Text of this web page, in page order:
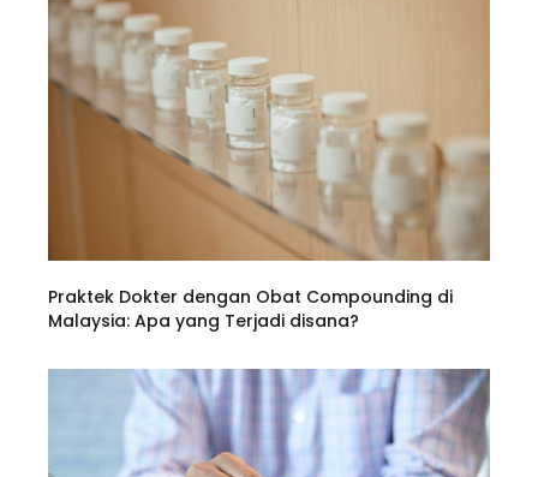
Praktek Dokter dengan Obat Compounding di
Malaysia: Apa yang Terjadi disana?